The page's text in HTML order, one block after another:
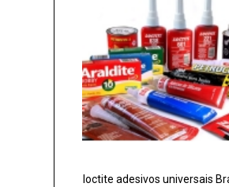
loctite adesivos universais